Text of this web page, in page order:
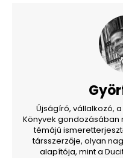
Újságíró, vállalkozó,
Könyvek
témájú
társszerzője, olyan
alapítója, mint a